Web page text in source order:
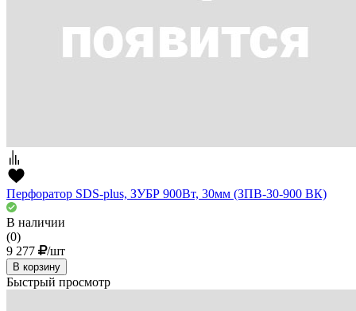
Перфоратор SDS-plus, ЗУБР 900Вт, 30мм (ЗПВ-30-900 ВК)
В наличии
(0)
9 277
/шт
В корзину
Быстрый просмотр